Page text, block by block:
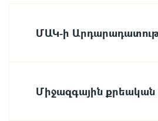
ՄԱԿ-ի
Միջազգային